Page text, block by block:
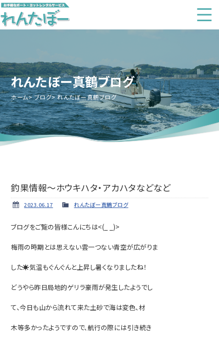
れんたぼー真鶴ブログ
ホーム ブログ れんたぼー真鶴ブログ
釣果情報～ホウキハタ・アカハタなどなど
2023.06.17 れんたぼー真鶴ブログ
ブログをご覧の皆様こんにちは<(_ _)>
梅雨の時期とは思えない雲一つない青空が広がりま
した☀気温もぐんぐんと上昇し暑くなりましたね！
どうやら昨日局地的ゲリラ豪雨が発生したようでし
て、今日も山から流れて来た土砂で海は変色、材
木等多かったようですので、航行の際には引き続き